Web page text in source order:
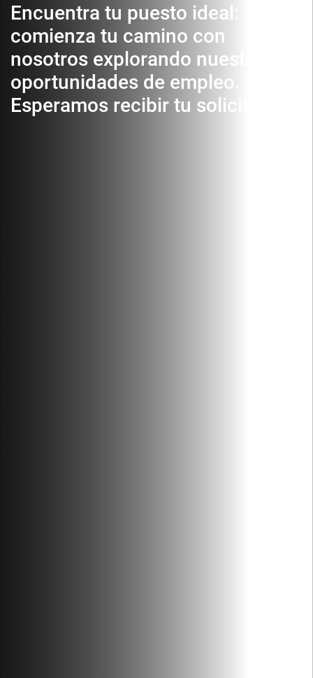
Encuentra tu puesto ideal:
comienza tu camino con
nosotros explorando nuestras
oportunidades de empleo.
Esperamos recibir tu solicitud.